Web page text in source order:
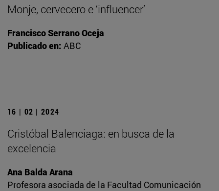
Monje, cervecero e ‘influencer’
Francisco Serrano Oceja
Publicado en: ABC
16 | 02 | 2024
Cristóbal Balenciaga: en busca de la
excelencia
Ana Balda Arana
Profesora asociada de la Facultad Comunicación